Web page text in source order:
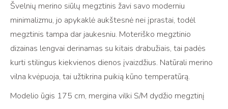
merino
vilnos
megztinis
VERONA
Švelnių merino siūlų megztinis žavi savo moderniu
minimalizmu, jo apykaklė aukštesnė nei įprastai, todėl
megztinis tampa dar jaukesniu. Moteriško megztinio
dizainas lengvai derinamas su kitais drabužiais, tai padės
kurti stilingus kiekvienos dienos įvaizdžius. Natūrali merino
vilna kvėpuoja, tai užtikrina puikią kūno temperatūrą.
Modelio ūgis 175 cm, mergina vilki S/M dydžio megztinį